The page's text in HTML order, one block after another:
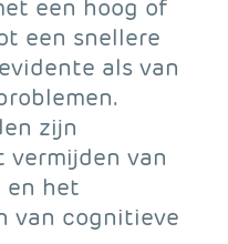
een hoog of
een snellere
als van
zijn
vermijden van
en het
van cognitieve